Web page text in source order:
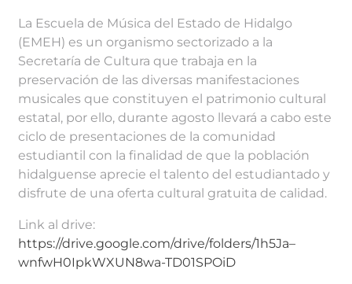
La Escuela de Música del Estado de Hidalgo
(EMEH) es un organismo sectorizado a la
Secretaría de Cultura que trabaja en la
preservación de las diversas manifestaciones
musicales que constituyen el patrimonio cultural
estatal, por ello, durante agosto llevará a cabo este
ciclo de presentaciones de la comunidad
estudiantil con la finalidad de que la población
hidalguense aprecie el talento del estudiantado y
disfrute de una oferta cultural gratuita de calidad.
Link al drive:
https://drive.google.com/drive/folders/1h5Ja–
wnfwH0IpkWXUN8wa-TD01SPOiD